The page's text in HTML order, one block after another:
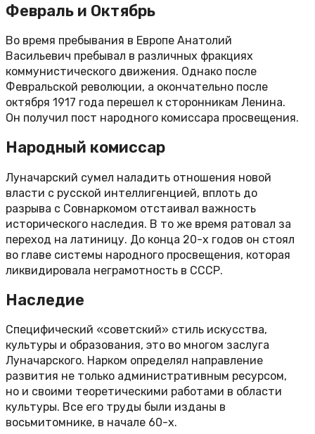
Февраль и Октябрь
Во время пребывания в Европе Анатолий
Васильевич пребывал в различных фракциях
коммунистического движения. Однако после
Февральской революции, а окончательно после
октября 1917 года перешел к сторонникам Ленина.
Он получил пост народного комиссара просвещения.
Народный комиссар
Луначарский сумел наладить отношения новой
власти с русской интеллигенцией, вплоть до
разрыва с Совнаркомом отстаивал важность
исторического наследия. В то же время ратовал за
переход на латиницу. До конца 20-х годов он стоял
во главе системы народного просвещения, которая
ликвидировала неграмотность в СССР.
Наследие
Специфический «советский» стиль искусства,
культуры и образования, это во многом заслуга
Луначарского. Нарком определял направление
развития не только административным ресурсом,
но и своими теоретическими работами в области
культуры. Все его труды были изданы в
восьмитомнике, в начале 60-х.